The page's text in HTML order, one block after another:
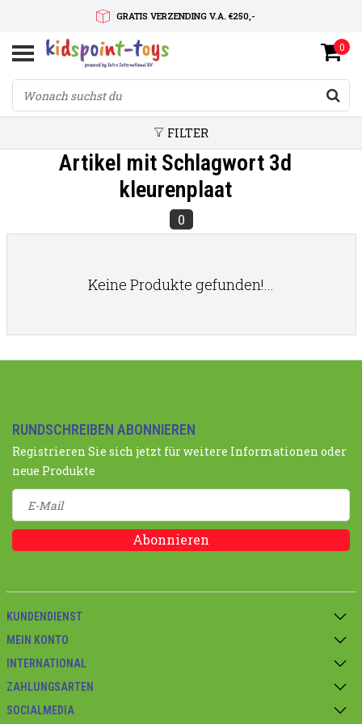
GRATIS VERZENDING V.A. €250,-
SNELLE LEVERTIJD
SERVICE OP MAAT
0
FILTER
Artikel mit Schlagwort 3d
kleurenplaat
0
Keine Produkte gefunden!...
RUNDSCHREIBEN ABONNIEREN
Registrieren Sie sich jetzt für weitere Informationen oder
neue Produkte
Abonnieren
KUNDENDIENST
MEIN KONTO
INTERNATIONAL
ZAHLUNGSARTEN
SOCIALMEDIA